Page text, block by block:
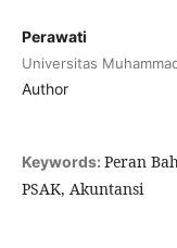
Perawati
Universitas
Author
Keywords: Peran
PSAK, Akuntansi